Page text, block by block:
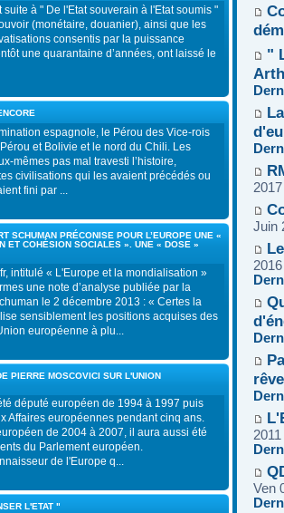
suite à " De l'Etat souverain à l'Etat soumis "
(monétaire, douanier), ainsi que les
consentis par la puissance
une quarantaine d’années, ont laissé le
espagnole, le Pérou des Vice-rois
et Bolivie et le nord du Chili. Les
mêmes pas mal travesti l’histoire,
civilisations qui les avaient précédés ou
fini par ...
SCHUMAN PRÉCONISE POUR L’EUROPE UNE «
ET COHÉSION SOCIALES ». UNE « DOSE »
intitulé « L'Europe et la mondialisation »
une note d’analyse publiée par la
le 2 décembre 2013 : « Certes la
sensiblement les positions acquises des
européenne à plu...
PIERRE MOSCOVICI SUR L'UNION
député européen de 1994 à 1997 puis
Affaires européennes pendant cinq ans.
de 2004 à 2007, il aura aussi été
du Parlement européen.
de l'Europe q...
L'ETAT "
"
Juin
rêve
Ven